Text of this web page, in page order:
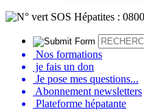
Nos formations
je fais un don
Je pose mes questions...
Abonnement newsletters
Plateforme hépatante